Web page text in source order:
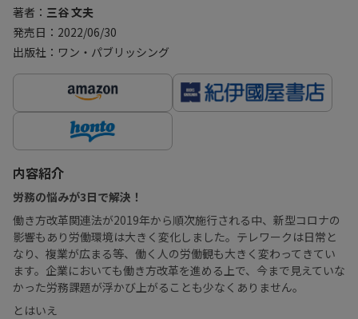
著者： 三谷 文夫
発売日：2022/06/30
出版社：ワン・パブリッシング
内容紹介
労務の悩みが3日で解決！
働き方改革関連法が2019年から順次施行される中、新型コロナの
影響もあり労働環境は大きく変化しました。テレワークは日常と
なり、複業が広まる等、働く人の労働観も大きく変わってきてい
ます。企業においても働き方改革を進める上で、今まで見えていな
かった労務課題が浮かび上がることも少なくありません。
とはいえ